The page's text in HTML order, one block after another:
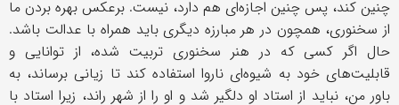
چنین كند، پس چنین اجازه‌ای هم دارد، نیست. برعكس بهره بردن ما
از سخنوری، همچون در هر مبارزه دیگری باید همراه با عدالت باشد.
حال اگر كسی كه در هنر سخنوری تربیت شده، از توانایی و
قابلیت‌های خود به شیوه‌ای ناروا استفاده كند تا زیانی برساند، به
باور من، نباید از استاد او دلگیر شد و او را از شهر راند، زیرا استاد با